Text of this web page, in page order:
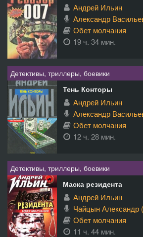
Андрей Ильин
Александр
Обет молчания
19 ч. 34 мин.
Детективы, триллеры, боевики
Тень Конторы
Андрей Ильин
Александр
Обет молчания
12 ч. 28 мин.
Детективы, триллеры, боевики
Маска резидента
Андрей Ильин
Чайцын Александр
Обет молчания
11 ч. 44 мин.